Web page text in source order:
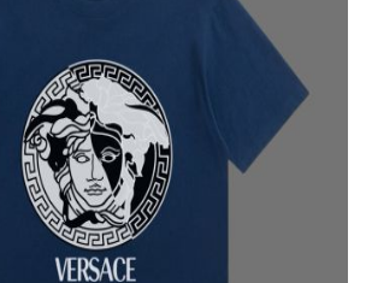
トンスーパーコピー バッグ最新モデルが登場。